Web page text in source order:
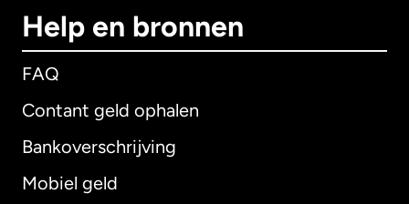
Help en bronnen
FAQ
Contant geld ophalen
Bankoverschrijving
Mobiel geld